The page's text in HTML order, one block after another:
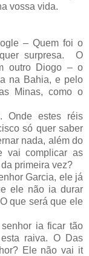
vossa vida.
– Quem foi o
surpresa.
O
outro Diogo – o
na Bahia, e pelo
Minas, como o
Onde estes réis
só quer saber
nada, além do
vai complicar as
primeira vez?
Garcia, ele já
ele não ia durar
O que será que ele
ia ficar tão
raiva. O Das
Ele não vai it